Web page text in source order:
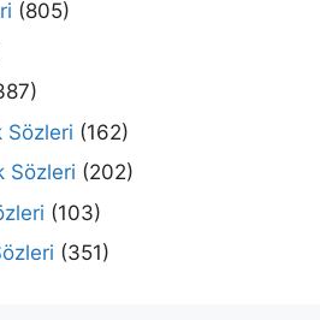
(805)
Sözleri (162)
Sözleri (202)
(103)
(351)